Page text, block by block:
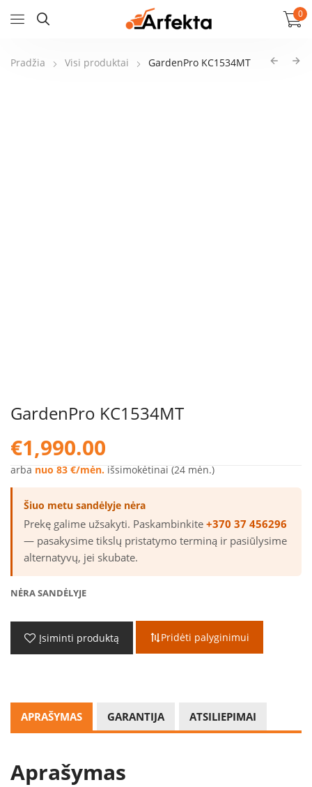
0
Pradžia Visi produktai GardenPro KC1534MT
GardenPro KC1534MT
€1,990.00
arba nuo 83 €/mėn. išsimokėtinai (24 mėn.)
Šiuo metu sandėlyje nėra
Prekę galime užsakyti. Paskambinkite +370 37 456296
— pasakysime tikslų pristatymo terminą ir pasiūlysime
alternatyvų, jei skubate.
NĖRA SANDĖLYJE
Įsiminti produktą Pridėti palyginimui
APRAŠYMAS GARANTIJA ATSILIEPIMAI
Aprašymas